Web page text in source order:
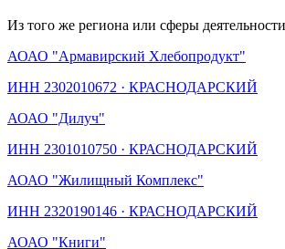
Из того же региона или сферы
АОАО "Армавирский Хлебопродукт"
ИНН 2302010672 · КРАСНОДАРСКИЙ
АОАО "Дилуч"
ИНН 2301010750 · КРАСНОДАРСКИЙ
АОАО "Жилищный Комплекс"
ИНН 2320190146 · КРАСНОДАРСКИЙ
АОАО "Книги"